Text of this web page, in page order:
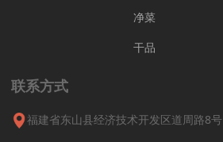
净菜
干品
联系方式
福建省东山县经济技术开发区道周路8号